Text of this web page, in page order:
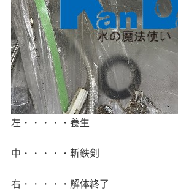
左・・・・・養生
中・・・・・斬鉄剣
右・・・・・解体終了